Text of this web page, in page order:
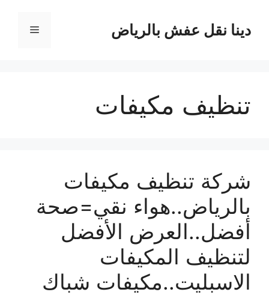
المحتوىدينا نقل عفش بالرياض القائمة
تنظيف مكيفات
شركة تنظيف مكيفات
بالرياض..هواء نقي=صحة
أفضل..العرض الأفضل
لتنظيف المكيفات
الاسبليت..مكيفات شباك